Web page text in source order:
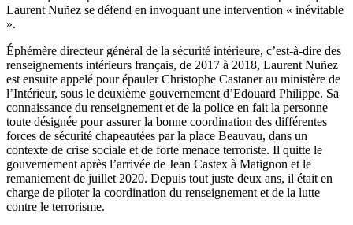
Laurent Nuñez se défend en invoquant une intervention « inévitable
».
Éphémère directeur général de la sécurité intérieure, c’est-à-dire des
renseignements intérieurs français, de 2017 à 2018, Laurent Nuñez
est ensuite appelé pour épauler Christophe Castaner au ministère de
l’Intérieur, sous le deuxième gouvernement d’Edouard Philippe. Sa
connaissance du renseignement et de la police en fait la personne
toute désignée pour assurer la bonne coordination des différentes
forces de sécurité chapeautées par la place Beauvau, dans un
contexte de crise sociale et de forte menace terroriste. Il quitte le
gouvernement après l’arrivée de Jean Castex à Matignon et le
remaniement de juillet 2020. Depuis tout juste deux ans, il était en
charge de piloter la coordination du renseignement et de la lutte
contre le terrorisme.